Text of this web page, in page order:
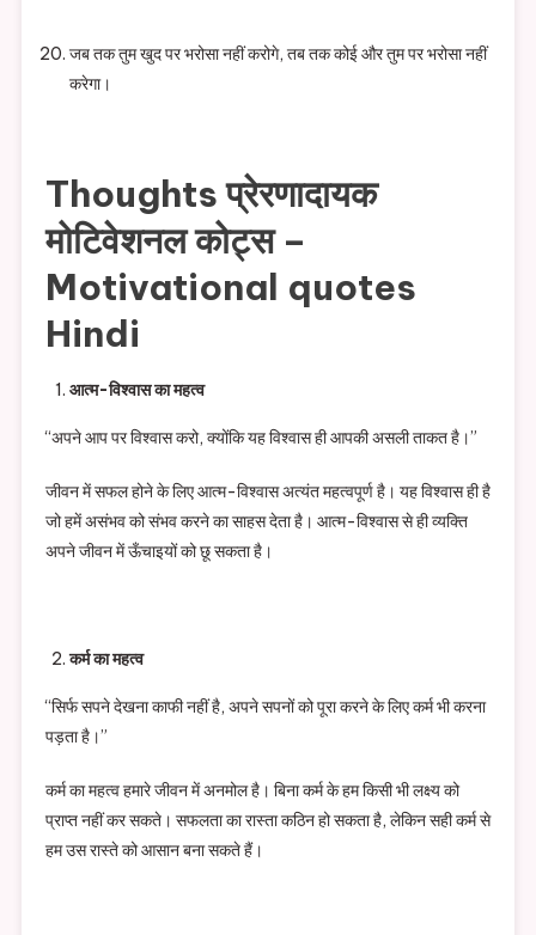
जब तक तुम खुद पर भरोसा नहीं करोगे, तब तक कोई और तुम पर भरोसा नहीं
करेगा।
Thoughts प्रेरणादायक
मोटिवेशनल कोट्स –
Motivational quotes
Hindi
आत्म-विश्वास का महत्व
“अपने आप पर विश्वास करो, क्योंकि यह विश्वास ही आपकी असली ताकत है।”
जीवन में सफल होने के लिए आत्म-विश्वास अत्यंत महत्वपूर्ण है। यह विश्वास ही है
जो हमें असंभव को संभव करने का साहस देता है। आत्म-विश्वास से ही व्यक्ति
अपने जीवन में ऊँचाइयों को छू सकता है।
कर्म का महत्व
“सिर्फ सपने देखना काफी नहीं है, अपने सपनों को पूरा करने के लिए कर्म भी करना
पड़ता है।”
कर्म का महत्व हमारे जीवन में अनमोल है। बिना कर्म के हम किसी भी लक्ष्य को
प्राप्त नहीं कर सकते। सफलता का रास्ता कठिन हो सकता है, लेकिन सही कर्म से
हम उस रास्ते को आसान बना सकते हैं।